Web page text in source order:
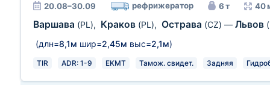
20.08–30.09 рефрижератор 6 т 40
Варшава (PL), Краков (PL), Острава (CZ) — Львов
(длн=8,1м шир=2,45м выс=2,1м)
TIR ADR: 1-9 EKMT Тамож. свидет. Задняя